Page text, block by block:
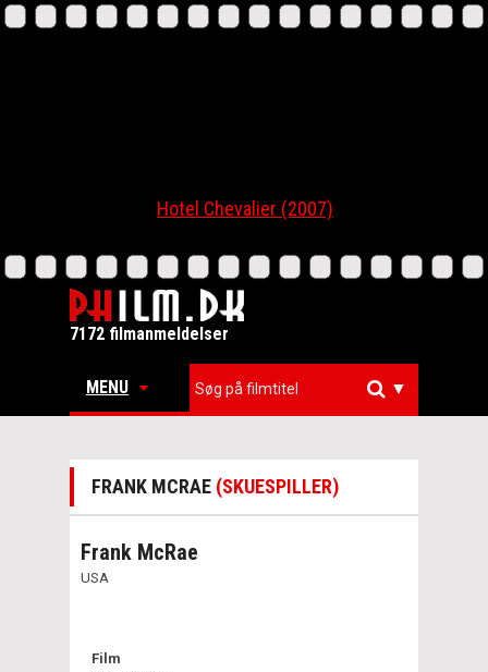
Hotel Chevalier (2007)
7172 filmanmeldelser
MENU ▼
FRANK MCRAE (SKUESPILLER)
Frank McRae
USA
Film